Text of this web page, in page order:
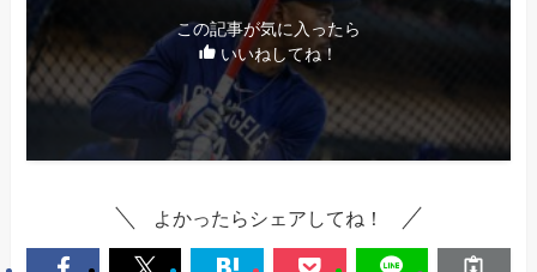
この記事が気に入ったら
いいねしてね！
よかったらシェアしてね！